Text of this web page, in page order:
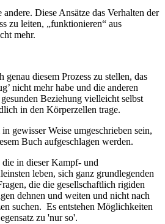
Diese Ansätze das Verhalten der
zu leiten, „funktionieren“ aus
mehr.
genau diesem Prozess zu stellen, das
nicht mehr habe und die anderen
Beziehung vielleicht selbst
in den Körperzellen trage.
gewisser Weise umgeschrieben sein,
Buch aufgeschlagen werden.
in dieser Kampf- und
leben, sich ganz grundlegenden
die die gesellschaftlich rigiden
dehnen und weiten und nicht nach
suchen. Es entstehen Möglichkeiten
zu 'nur so'.